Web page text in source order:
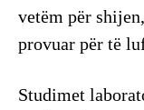
vetëm për
provuar për të
Studimet